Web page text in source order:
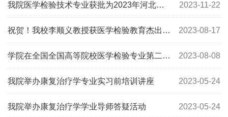
我院医学检验技术专业获批为2023年河北省普通高校应用型转型示范专业 2023-11-22
祝贺！我校李顺义教授获医学检验教育杰出成就奖 2023-08-17
学院在全国全国高等院校医学检验专业第二十二届校际协作会议暨全国医学检验教育教学研讨会喜获佳绩 2023-08-08
我院举办康复治疗学专业实习前培训讲座 2023-05-24
我院举办康复治疗学学业导师答疑活动 2023-05-24